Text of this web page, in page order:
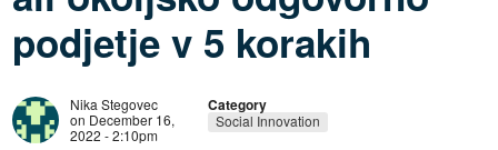
podjetje v 5 korakih
Nika Stegovec
on December 16,
2022 - 2:10pm
Category
Social Innovation